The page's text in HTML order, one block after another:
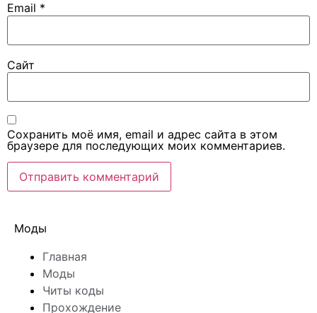
Email *
Сайт
Сохранить моё имя, email и адрес сайта в этом
браузере для последующих моих комментариев.
Моды
Главная
Моды
Читы коды
Прохождение